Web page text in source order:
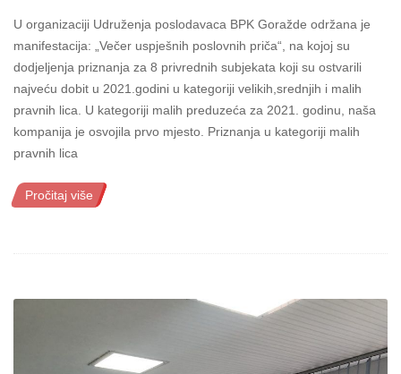
U organizaciji Udruženja poslodavaca BPK Goražde održana je
manifestacija: „Večer uspješnih poslovnih priča“, na kojoj su
dodjeljenja priznanja za 8 privrednih subjekata koji su ostvarili
najveću dobit u 2021.godini u kategoriji velikih,srednjih i malih
pravnih lica. U kategoriji malih preduzeća za 2021. godinu, naša
kompanija je osvojila prvo mjesto. Priznanja u kategoriji malih
pravnih lica